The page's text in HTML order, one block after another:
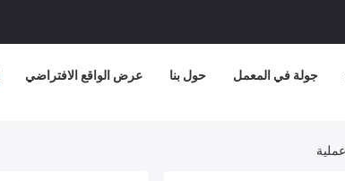
عرض الواقع الافتراضي حول بنا جولة في المعمل